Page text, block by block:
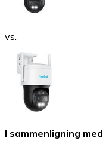
vs.
I sammenligning med